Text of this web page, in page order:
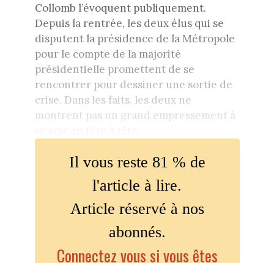
Collomb l’évoquent publiquement.
Depuis la rentrée, les deux élus qui se
disputent la présidence de la Métropole
pour le compte de la majorité
présidentielle promettent de se
rencontrer pour dessiner une sortie de
crise. Dans les faits, les deux ne
montrent pas un grand empressement à
Il vous reste 81 % de
l'article à lire.
Article réservé à nos
abonnés.
Connectez vous si vous êtes